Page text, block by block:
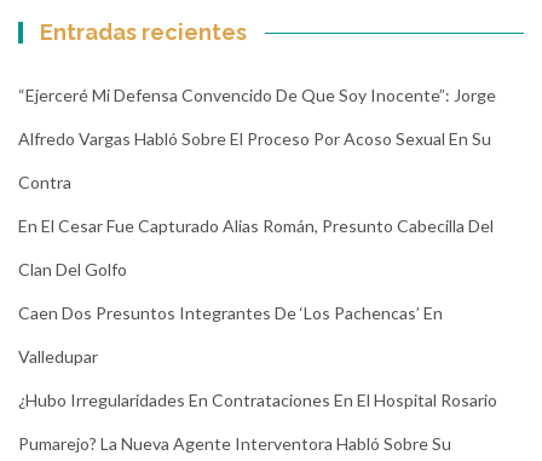
Entradas recientes
“Ejerceré Mi Defensa Convencido De Que Soy Inocente”: Jorge
Alfredo Vargas Habló Sobre El Proceso Por Acoso Sexual En Su
Contra
En El Cesar Fue Capturado Alias Román, Presunto Cabecilla Del
Clan Del Golfo
Caen Dos Presuntos Integrantes De ‘Los Pachencas’ En
Valledupar
¿Hubo Irregularidades En Contrataciones En El Hospital Rosario
Pumarejo? La Nueva Agente Interventora Habló Sobre Su